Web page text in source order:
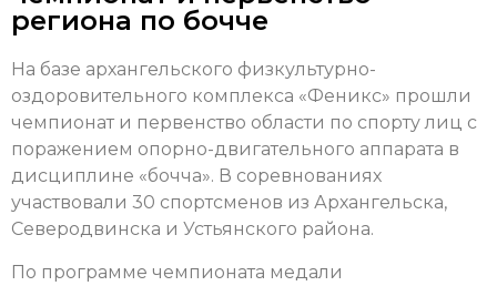
региона по бочче
На базе архангельского физкультурно-
оздоровительного комплекса «Феникс» прошли
чемпионат и первенство области по спорту лиц с
поражением опорно-двигательного аппарата в
дисциплине «бочча». В соревнованиях
участвовали 30 спортсменов из Архангельска,
Северодвинска и Устьянского района.
По программе чемпионата медали